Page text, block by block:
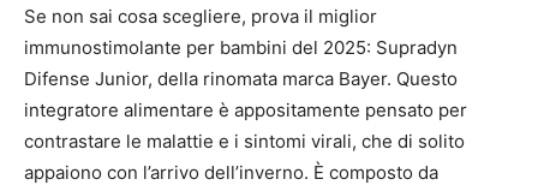
Se non sai cosa scegliere, prova il miglior
immunostimolante per bambini del 2025: Supradyn
Difense Junior, della rinomata marca Bayer. Questo
integratore alimentare è appositamente pensato per
contrastare le malattie e i sintomi virali, che di solito
appaiono con l’arrivo dell’inverno. È composto da